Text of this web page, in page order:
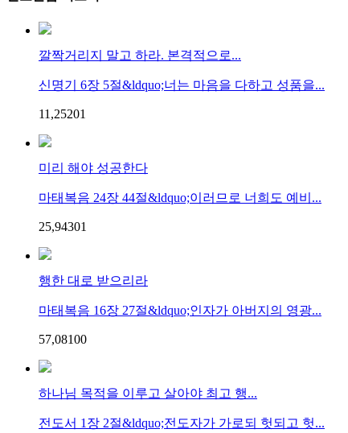
깔짝거리지 말고 하라. 본격적으로...
신명기 6장 5절&ldquo;너는 마음을 다하고 성품을...
11,25201
미리 해야 성공한다
마태복음 24장 44절&ldquo;이러므로 너희도 예비...
25,94301
행한 대로 받으리라
마태복음 16장 27절&ldquo;인자가 아버지의 영광...
57,08100
하나님 목적을 이루고 살아야 최고 행...
전도서 1장 2절&ldquo;전도자가 가로되 헛되고 헛...